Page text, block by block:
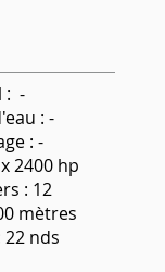
: -
: -
: -
2400 hp
: 12
mètres
22 nds